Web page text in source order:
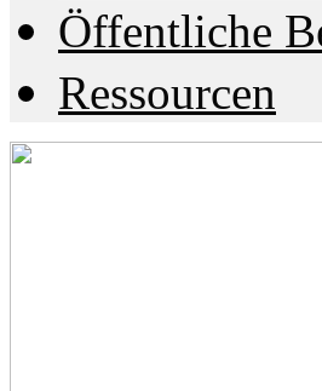
Öffentliche
Ressourcen